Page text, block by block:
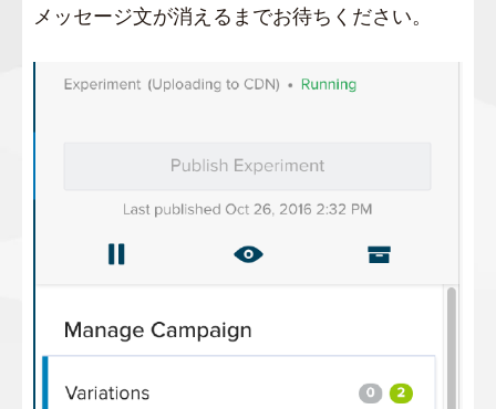
メッセージ文が消えるまでお待ちください。